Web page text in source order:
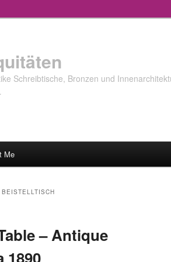
Schreibtische, Bronzen und
Me
– Antique